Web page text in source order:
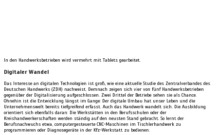
In den Handwerksbetrieben wird vermehrt mit Tablets gearbeitet.
Digitaler Wandel
Das Interesse an digitalen Technologien ist groß, wie eine aktuelle Studie des Zentralverbandes des
Deutschen Handwerks (ZDH) nachweist. Demnach zeigen sich vier von fünf Handwerksbetrieben
gegenüber der Digitalisierung aufgeschlossen. Zwei Drittel der Betriebe sehen sie als Chance.
Ohnehin ist die Entwicklung längst im Gange: Der digitale Umbau hat unser Leben und die
Unternehmenswelt bereits tiefgreifend erfasst. Auch das Handwerk wandelt sich. Die Ausbildung
orientiert sich ebenfalls daran: Die Werkstätten in den Berufsschulen oder der
Kreishandwerkerschaften werden ständig auf den neusten Stand gebracht. So lernt der
Berufsnachwuchs etwa, computergesteuerte CNC-Maschinen im Tischlerhandwerk zu
programmieren oder Diagnosegeräte in der Kfz-Werkstatt zu bedienen.